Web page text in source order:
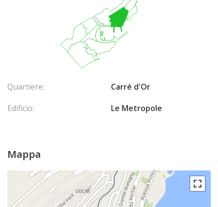
Quartiere:
Carré d'Or
Edificio:
Le Metropole
Mappa